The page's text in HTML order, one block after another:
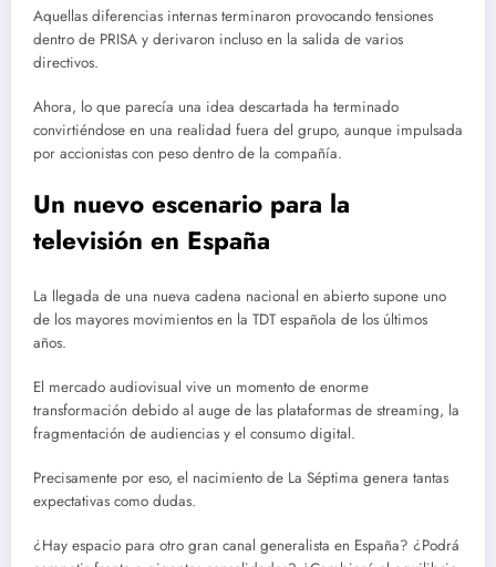
Aquellas diferencias internas terminaron provocando tensiones
dentro de PRISA y derivaron incluso en la salida de varios
directivos.
Ahora, lo que parecía una idea descartada ha terminado
convirtiéndose en una realidad fuera del grupo, aunque impulsada
por accionistas con peso dentro de la compañía.
Un nuevo escenario para la
televisión en España
La llegada de una nueva cadena nacional en abierto supone uno
de los mayores movimientos en la TDT española de los últimos
años.
El mercado audiovisual vive un momento de enorme
transformación debido al auge de las plataformas de streaming, la
fragmentación de audiencias y el consumo digital.
Precisamente por eso, el nacimiento de La Séptima genera tantas
expectativas como dudas.
¿Hay espacio para otro gran canal generalista en España? ¿Podrá